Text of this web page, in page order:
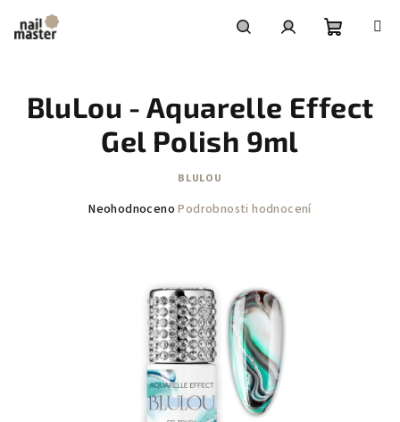
obsah
košík
BluLou - Aquarelle Effect
Gel Polish 9ml
BLULOU
Průměrné
hvězdiček.
Neohodnoceno Podrobnosti hodnocení